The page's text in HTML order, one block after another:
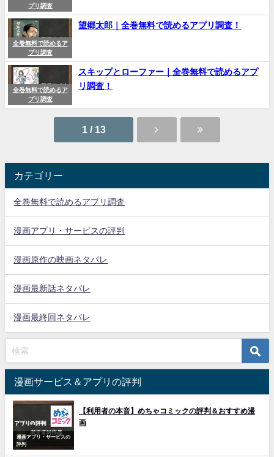
プリ調査
全巻無料で読めるア
プリ調査
望郷太郎｜全巻無料で読めるアプリ調査！
全巻無料で読めるア
プリ調査
スキップとローファー｜全巻無料で読めるアプ
リ調査！
1 / 13
カテゴリー
全巻無料で読めるアプリ調査
漫画アプリ・サービスの評判
漫画原作の映画ネタバレ
漫画最新話ネタバレ
漫画最終回ネタバレ
漫画サービス＆アプリの評判
漫画アプリ・サービスの
評判
【利用者の本音】めちゃコミックの評判＆おすすめ漫
画